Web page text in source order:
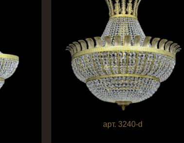
арт. 3240-d